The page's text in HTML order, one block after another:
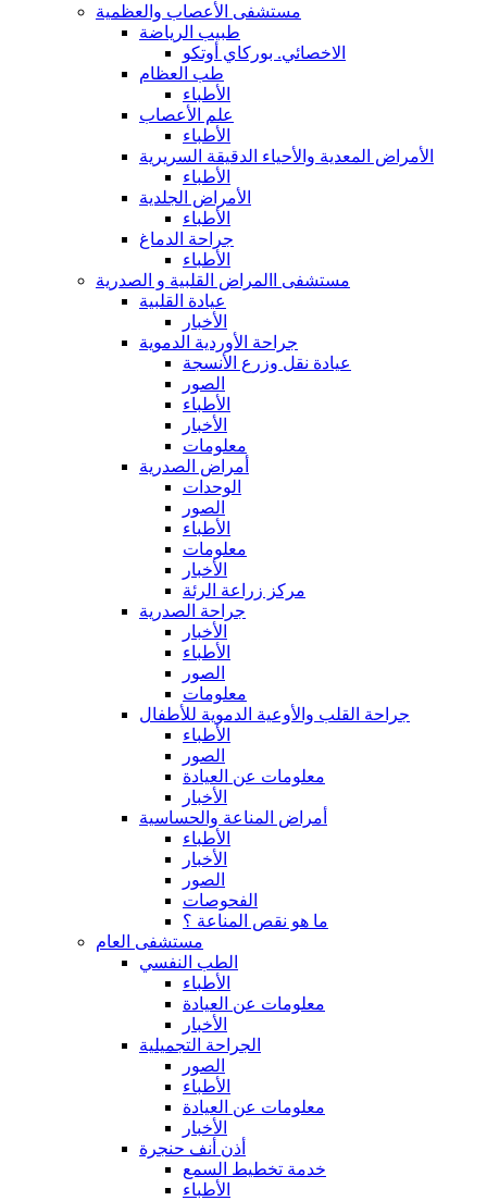
مستشفى الأعصاب والعظمية
طبيب الرياضة
الاخصائي. بوركاي أوتكو
طب العظام
الأطباء
علم الأعصاب
الأطباء
الأمراض المعدية والأحياء الدقيقة السريرية
الأطباء
الأمراض الجلدية
الأطباء
جراحة الدماغ
الأطباء
مستشفى االمراض القلبية و الصدرية
عيادة القلبية
الأخبار
جراحة الأوردية الدموية
عيادة نقل وزرع الأنسجة
الصور
الأطباء
الأخبار
معلومات
أمراض الصدرية
الوحدات
الصور
الأطباء
معلومات
الأخبار
مركز زراعة الرئة
جراحة الصدرية
الأخبار
الأطباء
الصور
معلومات
جراحة القلب والأوعية الدموية للأطفال
الأطباء
الصور
معلومات عن العيادة
الأخبار
أمراض المناعة والحساسية
الأطباء
الأخبار
الصور
الفحوصات
ما هو نقص المناعة ؟
مستشفى العام
الطب النفسي
الأطباء
معلومات عن العيادة
الأخبار
الجراحة التجميلية
الصور
الأطباء
معلومات عن العيادة
الأخبار
أذن أنف حنجرة
خدمة تخطيط السمع
الأطباء